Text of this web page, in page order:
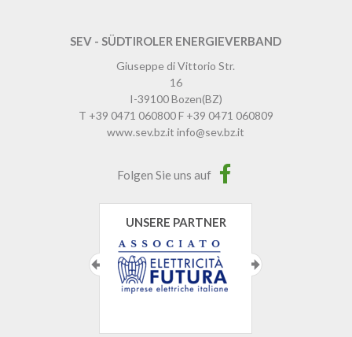
SEV - SÜDTIROLER ENERGIEVERBAND
Giuseppe di Vittorio Str.
16
I-39100Bozen(BZ)
T +39 0471 060800F +39 0471 060809
www.sev.bz.it info@sev.bz.it
Folgen Sie uns auf
UNSERE PARTNER